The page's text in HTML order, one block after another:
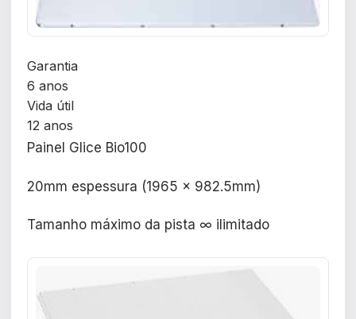
Garantia
6 anos
Vida útil
12 anos
Painel Glice Bio100
20mm espessura (1965 x 982.5mm)
Tamanho máximo da pista ∞ ilimitado